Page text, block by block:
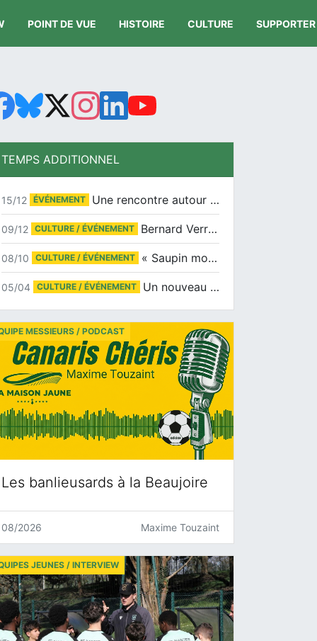
POINT DE VUE HISTOIRE CULTURE SUPPORTER
TEMPS ADDITIONNEL
15/12 ÉVÉNEMENT Une rencontre autour de Jean-Claude Suaudeau
09/12 CULTURE / ÉVÉNEMENT Bernard Verret en dédicaces le samedi 13 décembre à l’Espace Culturel Atlantis
08/10 CULTURE / ÉVÉNEMENT « Saupin mon amour » au salon du livre de Trentemoult
05/04 CULTURE / ÉVÉNEMENT Un nouveau tirage pour le Docu-BD
Les banlieusards à la Beaujoire
MESSIEURS / PODCAST
08/2026 Maxime Touzaint
JEUNES / INTERVIEW